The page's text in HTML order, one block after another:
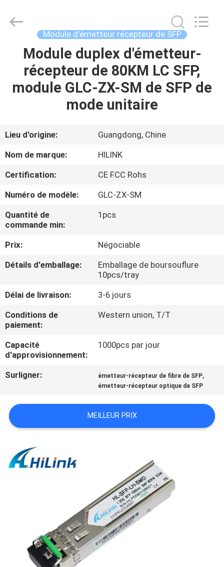
MAISON
À
PROPOS
NOUS
DE
L'USINE
CONTRÔLE
DE
LA
QUALITÉ
NOUS
CONTACTER
NOUVELLES
LES
DEMANDEZ
UN DEVIS
PLAN
HiLink
Technology
Module d'émetteur récepteur de SFP
Module duplex d'émetteur-
récepteur de 80KM LC SFP,
module GLC-ZX-SM de SFP de
mode unitaire
Lieu d'origine:
Guangdong, Chine
Nom de marque:
HILINK
Certification:
CE FCC Rohs
Numéro de modèle:
GLC-ZX-SM
Quantité de
commande min:
1pcs
Prix:
Négociable
Détails d'emballage:
Emballage de boursouflure
10pcs/tray
Délai de livraison:
3-6 jours
Conditions de
paiement:
Western union, T/T
Capacité
d'approvisionnement:
1000pcs par jour
Surligner: émetteur-récepteur de fibre de SFP,
émetteur-récepteur optique de SFP
MEILLEUR PRIX